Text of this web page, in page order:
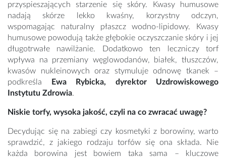
przyspieszających starzenie się skóry. Kwasy humusowe
nadają skórze lekko kwaśny, korzystny odczyn,
wspomagając naturalny płaszcz wodno-lipidowy. Kwasy
humusowe powodują także głębokie oczyszczanie skóry i jej
długotrwałe nawilżanie. Dodatkowo ten leczniczy torf
wpływa na przemiany węglowodanów, białek, tłuszczów,
kwasów nukleinowych oraz stymuluje odnowę tkanek –
podkreśla
Ewa Rybicka, dyrektor Uzdrowiskowego
Instytutu Zdrowia.
Niskie torfy, wysoka jakość, czyli na co zwracać uwagę?
Decydując się na zabiegi czy kosmetyki z borowiny, warto
sprawdzić, z jakiego rodzaju torfów się ona składa. Nie
każda borowina jest bowiem taka sama – kluczowe